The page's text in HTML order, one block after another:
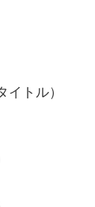
トル）